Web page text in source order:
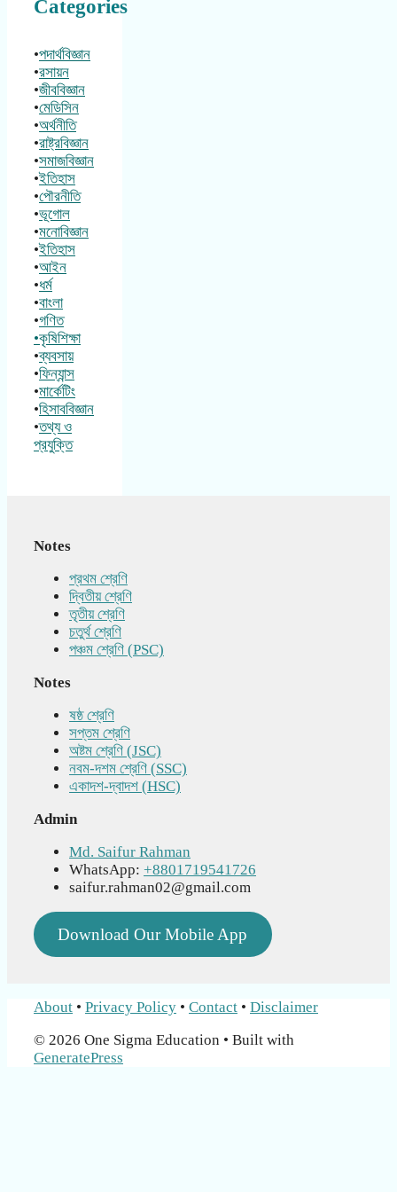
Categories
•পদার্থবিজ্ঞান
•রসায়ন
•জীববিজ্ঞান
•মেডিসিন
•অর্থনীতি
•রাষ্ট্রবিজ্ঞান
•সমাজবিজ্ঞান
•ইতিহাস
•পৌরনীতি
•ভূগোল
•মনোবিজ্ঞান
•ইতিহাস
•আইন
•ধর্ম
•বাংলা
•গণিত
•কৃষিশিক্ষা
•ব্যবসায়
•ফিন্যান্স
•মার্কেটিং
•হিসাববিজ্ঞান
•তথ্য ও
প্রযুক্তি
Notes
প্রথম শ্রেণি
দ্বিতীয় শ্রেণি
তৃতীয় শ্রেণি
চতুর্থ শ্রেণি
পঞ্চম শ্রেণি (PSC)
Notes
ষষ্ঠ শ্রেণি
সপ্তম শ্রেণি
অষ্টম শ্রেণি (JSC)
নবম-দশম শ্রেণি (SSC)
একাদশ-দ্বাদশ (HSC)
Admin
Md. Saifur Rahman
WhatsApp: +8801719541726
saifur.rahman02@gmail.com
Download Our Mobile App
About • Privacy Policy • Contact • Disclaimer
© 2026 One Sigma Education • Built with
GeneratePress